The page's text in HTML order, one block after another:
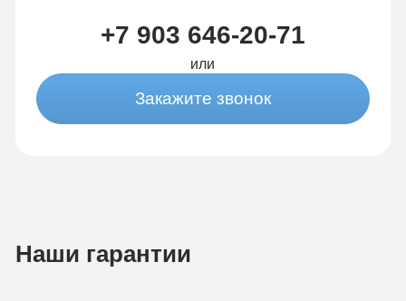
+7 903 646-20-71
или
Закажите звонок
Наши гарантии